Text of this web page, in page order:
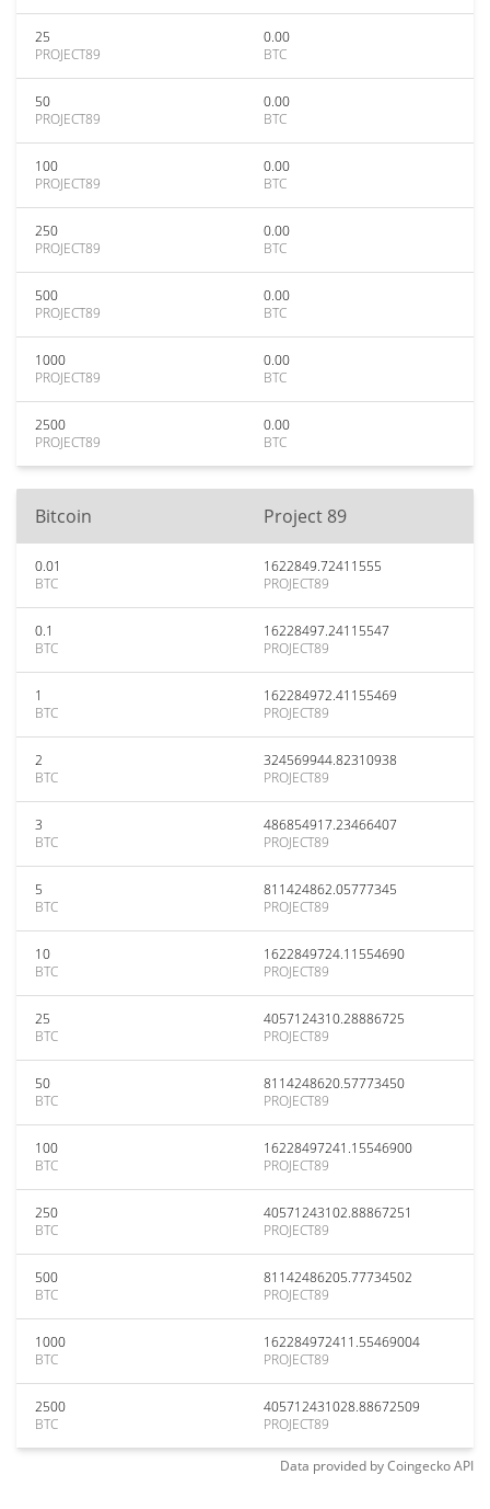
25
PROJECT89
0.00
BTC
50
PROJECT89
0.00
BTC
100
PROJECT89
0.00
BTC
250
PROJECT89
0.00
BTC
500
PROJECT89
0.00
BTC
1000
PROJECT89
0.00
BTC
2500
PROJECT89
0.00
BTC
Bitcoin Project 89
0.01
BTC
1622849.72411555
PROJECT89
0.1
BTC
16228497.24115547
PROJECT89
1
BTC
162284972.41155469
PROJECT89
2
BTC
324569944.82310938
PROJECT89
3
BTC
486854917.23466407
PROJECT89
5
BTC
811424862.05777345
PROJECT89
10
BTC
1622849724.11554690
PROJECT89
25
BTC
4057124310.28886725
PROJECT89
50
BTC
8114248620.57773450
PROJECT89
100
BTC
16228497241.15546900
PROJECT89
250
BTC
40571243102.88867251
PROJECT89
500
BTC
81142486205.77734502
PROJECT89
1000
BTC
162284972411.55469004
PROJECT89
2500
BTC
405712431028.88672509
PROJECT89
Data provided byCoingeckoAPI